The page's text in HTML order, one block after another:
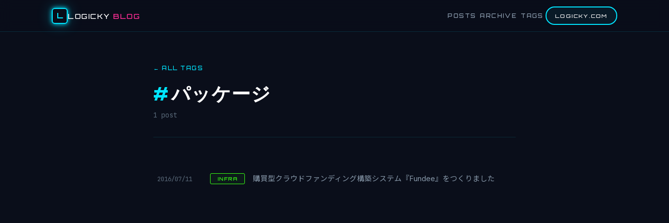
L LOGICKY BLOG POSTS ARCHIVE TAGS LOGICKY.COM
← ALL TAGS
#パッケージ
1 post
2016/07/11 INFRA 購買型クラウドファンディング構築システム『Fundee』をつくりました